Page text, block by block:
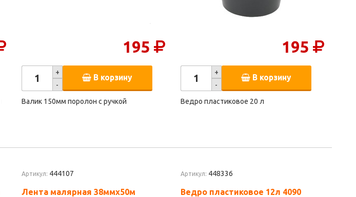
195
+
-
В корзину
Валик 150мм поролон с ручкой
195
+
-
В корзину
Ведро пластиковое 20 л
Артикул: 444107
Лента малярная 38ммх50м
Артикул: 448336
Ведро пластиковое 12л 4090